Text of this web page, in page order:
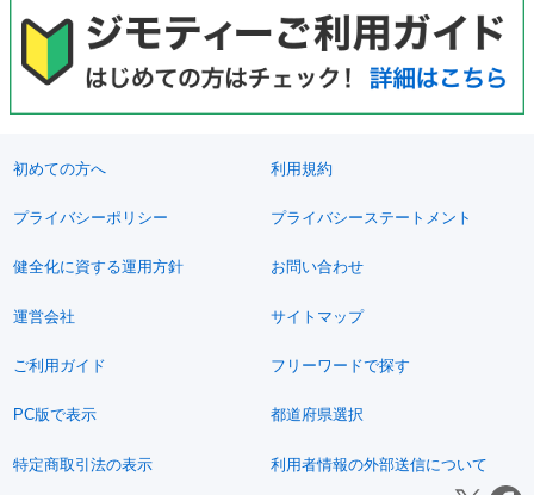
初めての方へ 利用規約
プライバシーポリシー プライバシーステートメント
健全化に資する運用方針 お問い合わせ
運営会社 サイトマップ
ご利用ガイド フリーワードで探す
PC版で表示 都道府県選択
特定商取引法の表示 利用者情報の外部送信について